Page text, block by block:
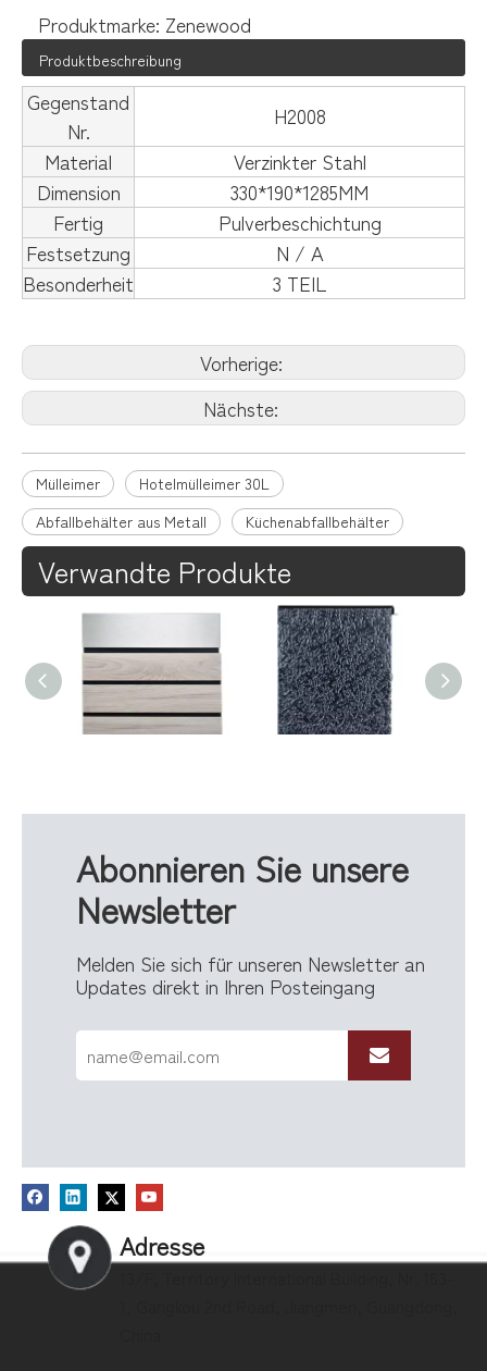
Produktmarke: Zenewood
Produktbeschreibung
Gegenstand
Nr.
H2008
Material
Verzinkter Stahl
Dimension
330*190*1285MM
Fertig
Pulverbeschichtung
Festsetzung
N / A
Besonderheit
3 TEIL
Vorherige:
Nächste:
Mülleimer
Hotelmülleimer 30L
Abfallbehälter aus Metall
Küchenabfallbehälter
Verwandte Produkte
Abonnieren Sie unsere
Newsletter
Melden Sie sich für unseren Newsletter an
Updates direkt in Ihren Posteingang
Adresse